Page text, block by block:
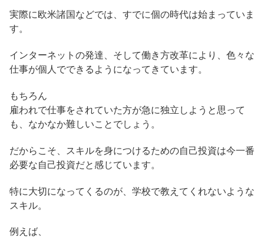
実際に欧米諸国などでは、すでに個の時代は始まっていま
す。
インターネットの発達、そして働き方改革により、色々な
仕事が個人でできるようになってきています。
もちろん
雇われで仕事をされていた方が急に独立しようと思って
も、なかなか難しいことでしょう。
だからこそ、スキルを身につけるための自己投資は今一番
必要な自己投資だと感じています。
特に大切になってくるのが、学校で教えてくれないような
スキル。
例えば、